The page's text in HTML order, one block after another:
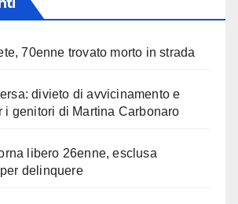
70enne trovato morto in strada
divieto di avvicinamento e
i genitori di Martina Carbonaro
libero 26enne, esclusa
delinquere